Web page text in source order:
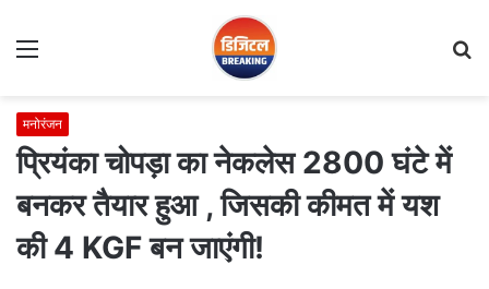
Menu
मनोरंजन
प्रियंका चोपड़ा का नेकलेस 2800 घंटे में
बनकर तैयार हुआ , जिसकी कीमत में यश
की 4 KGF बन जाएंगी!